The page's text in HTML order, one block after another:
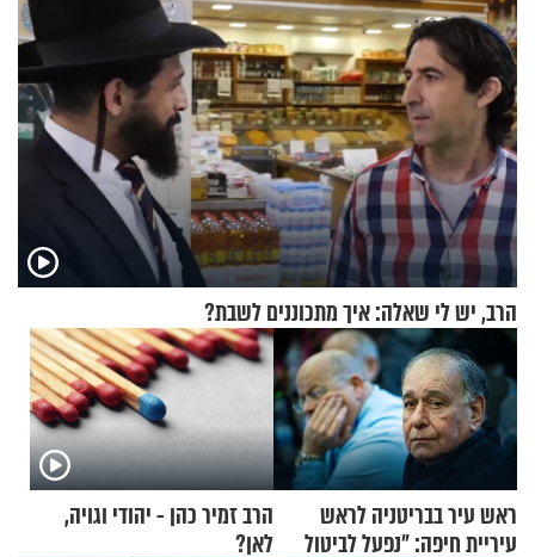
הרב, יש לי שאלה: איך מתכוננים לשבת?
ראש עיר בבריטניה לראש
עיריית חיפה: ״נפעל לביטול
הרב זמיר כהן - יהודי וגויה,
לאן?